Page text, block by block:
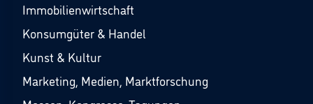
Immobilienwirtschaft
Konsumgüter & Handel
Kunst & Kultur
Marketing, Medien, Marktforschung